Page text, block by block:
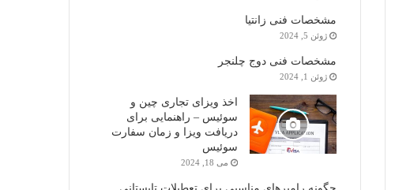
مشخصات فنی زانتیا
ژوئن 5, 2024
مشخصات فنی دوج چلنجر
ژوئن 1, 2024
اخذ ویزای تجاری چین و
سوئیس – راهنمایی برای
دریافت ویزا و زمان سفارت
سوئیس
می 18, 2024